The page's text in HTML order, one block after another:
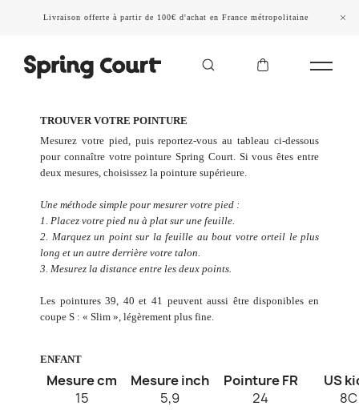
Livraison offerte à partir de 100€ d'achat en France métropolitaine
TROUVER VOTRE POINTURE
Mesurez votre pied, puis reportez-vous au tableau ci-dessous
pour connaître votre pointure Spring Court. Si vous êtes entre
deux mesures, choisissez la pointure supérieure.
Une méthode simple pour mesurer votre pied :
1. Placez votre pied nu à plat sur une feuille.
2. Marquez un point sur la feuille au bout votre orteil le plus
long et un autre derrière votre talon.
3. Mesurez la distance entre les deux points.
Les pointures 39, 40 et 41 peuvent aussi être disponibles en
coupe S : « Slim », légèrement plus fine.
ENFANT
Mesure cm Mesure inch Pointure FR
US
15
5,9 24
8C